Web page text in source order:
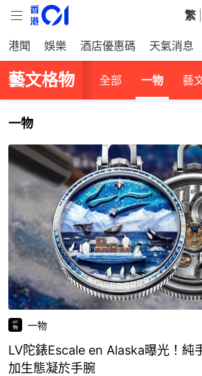
繁
港聞 娛樂 酒店優惠碼 天氣消息
藝文格物 全部 一物 藝
一物
一物
LV陀錶Escale en Alaska曝光！純
加生態凝於手腕